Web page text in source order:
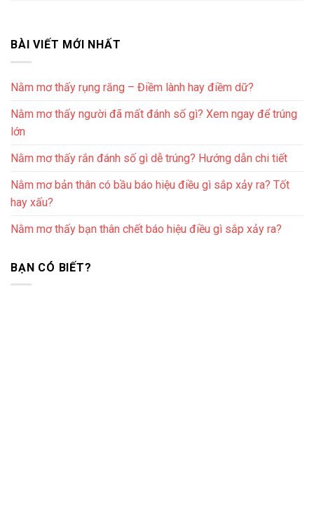
BÀI VIẾT MỚI NHẤT
Nằm mơ thấy rụng răng – Điềm lành hay điềm dữ?
Nằm mơ thấy người đã mất đánh số gì? Xem ngay để trúng
lớn
Nằm mơ thấy rắn đánh số gì dễ trúng? Hướng dẫn chi tiết
Nằm mơ bản thân có bầu báo hiệu điều gì sắp xảy ra? Tốt
hay xấu?
Nằm mơ thấy bạn thân chết báo hiệu điều gì sắp xảy ra?
BẠN CÓ BIẾT?